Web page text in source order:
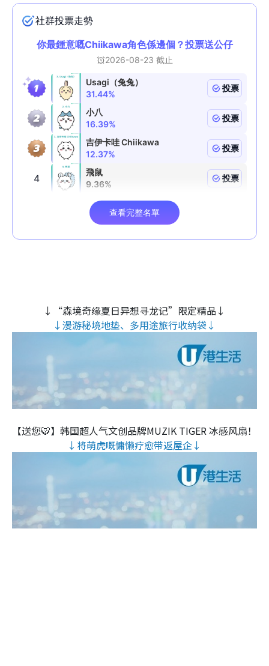
↓“森境奇缘夏日异想寻龙记”限定精品↓
↓漫游秘境地垫、多用途旅行收纳袋↓
【送您🐯】韩国超人气文创品牌MUZIK TIGER 冰感风扇！
↓将萌虎嘅慵懒疗愈带返屋企↓